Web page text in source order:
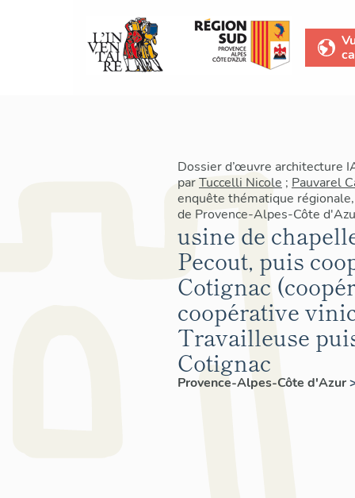
Dossier d’œuvre architecture
parTuccelli Nicole ; Pauvarel
enquête thématique
de Provence-Alpes-Côte
usine de
Pecout, puis
Cotignac
coopérative
Travailleuse
Cotignac
Provence-Alpes-Côte d'Azur